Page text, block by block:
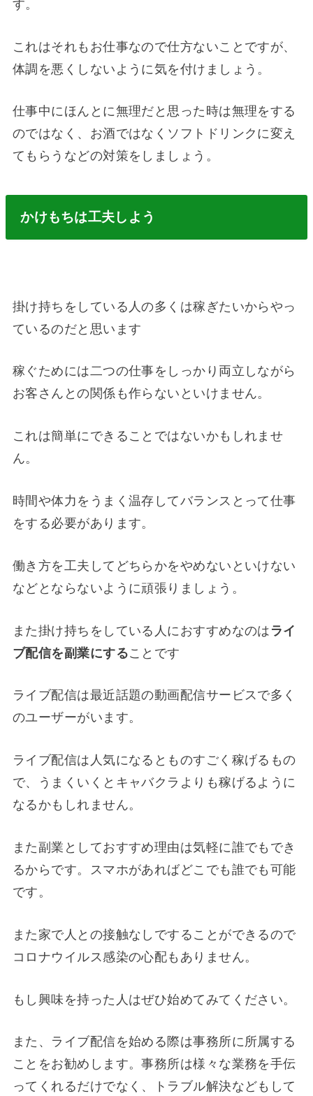
す。
これはそれもお仕事なので仕方ないことですが、
体調を悪くしないように気を付けましょう。
仕事中にほんとに無理だと思った時は無理をする
のではなく、お酒ではなくソフトドリンクに変え
てもらうなどの対策をしましょう。
かけもちは工夫しよう
掛け持ちをしている人の多くは稼ぎたいからやっ
ているのだと思います
稼ぐためには二つの仕事をしっかり両立しながら
お客さんとの関係も作らないといけません。
これは簡単にできることではないかもしれませ
ん。
時間や体力をうまく温存してバランスとって仕事
をする必要があります。
働き方を工夫してどちらかをやめないといけない
などとならないように頑張りましょう。
また掛け持ちをしている人におすすめなのは ライ
ブ配信を副業にすることです
ライブ配信は最近話題の動画配信サービスで多く
のユーザーがいます。
ライブ配信は人気になるとものすごく稼げるもの
で、うまくいくとキャバクラよりも稼げるように
なるかもしれません。
また副業としておすすめ理由は気軽に誰でもでき
るからです。スマホがあればどこでも誰でも可能
です。
また家で人との接触なしですることができるので
コロナウイルス感染の心配もありません。
もし興味を持った人はぜひ始めてみてください。
また、ライブ配信を始める際は事務所に所属する
ことをお勧めします。事務所は様々な業務を手伝
ってくれるだけでなく、トラブル解決などもして